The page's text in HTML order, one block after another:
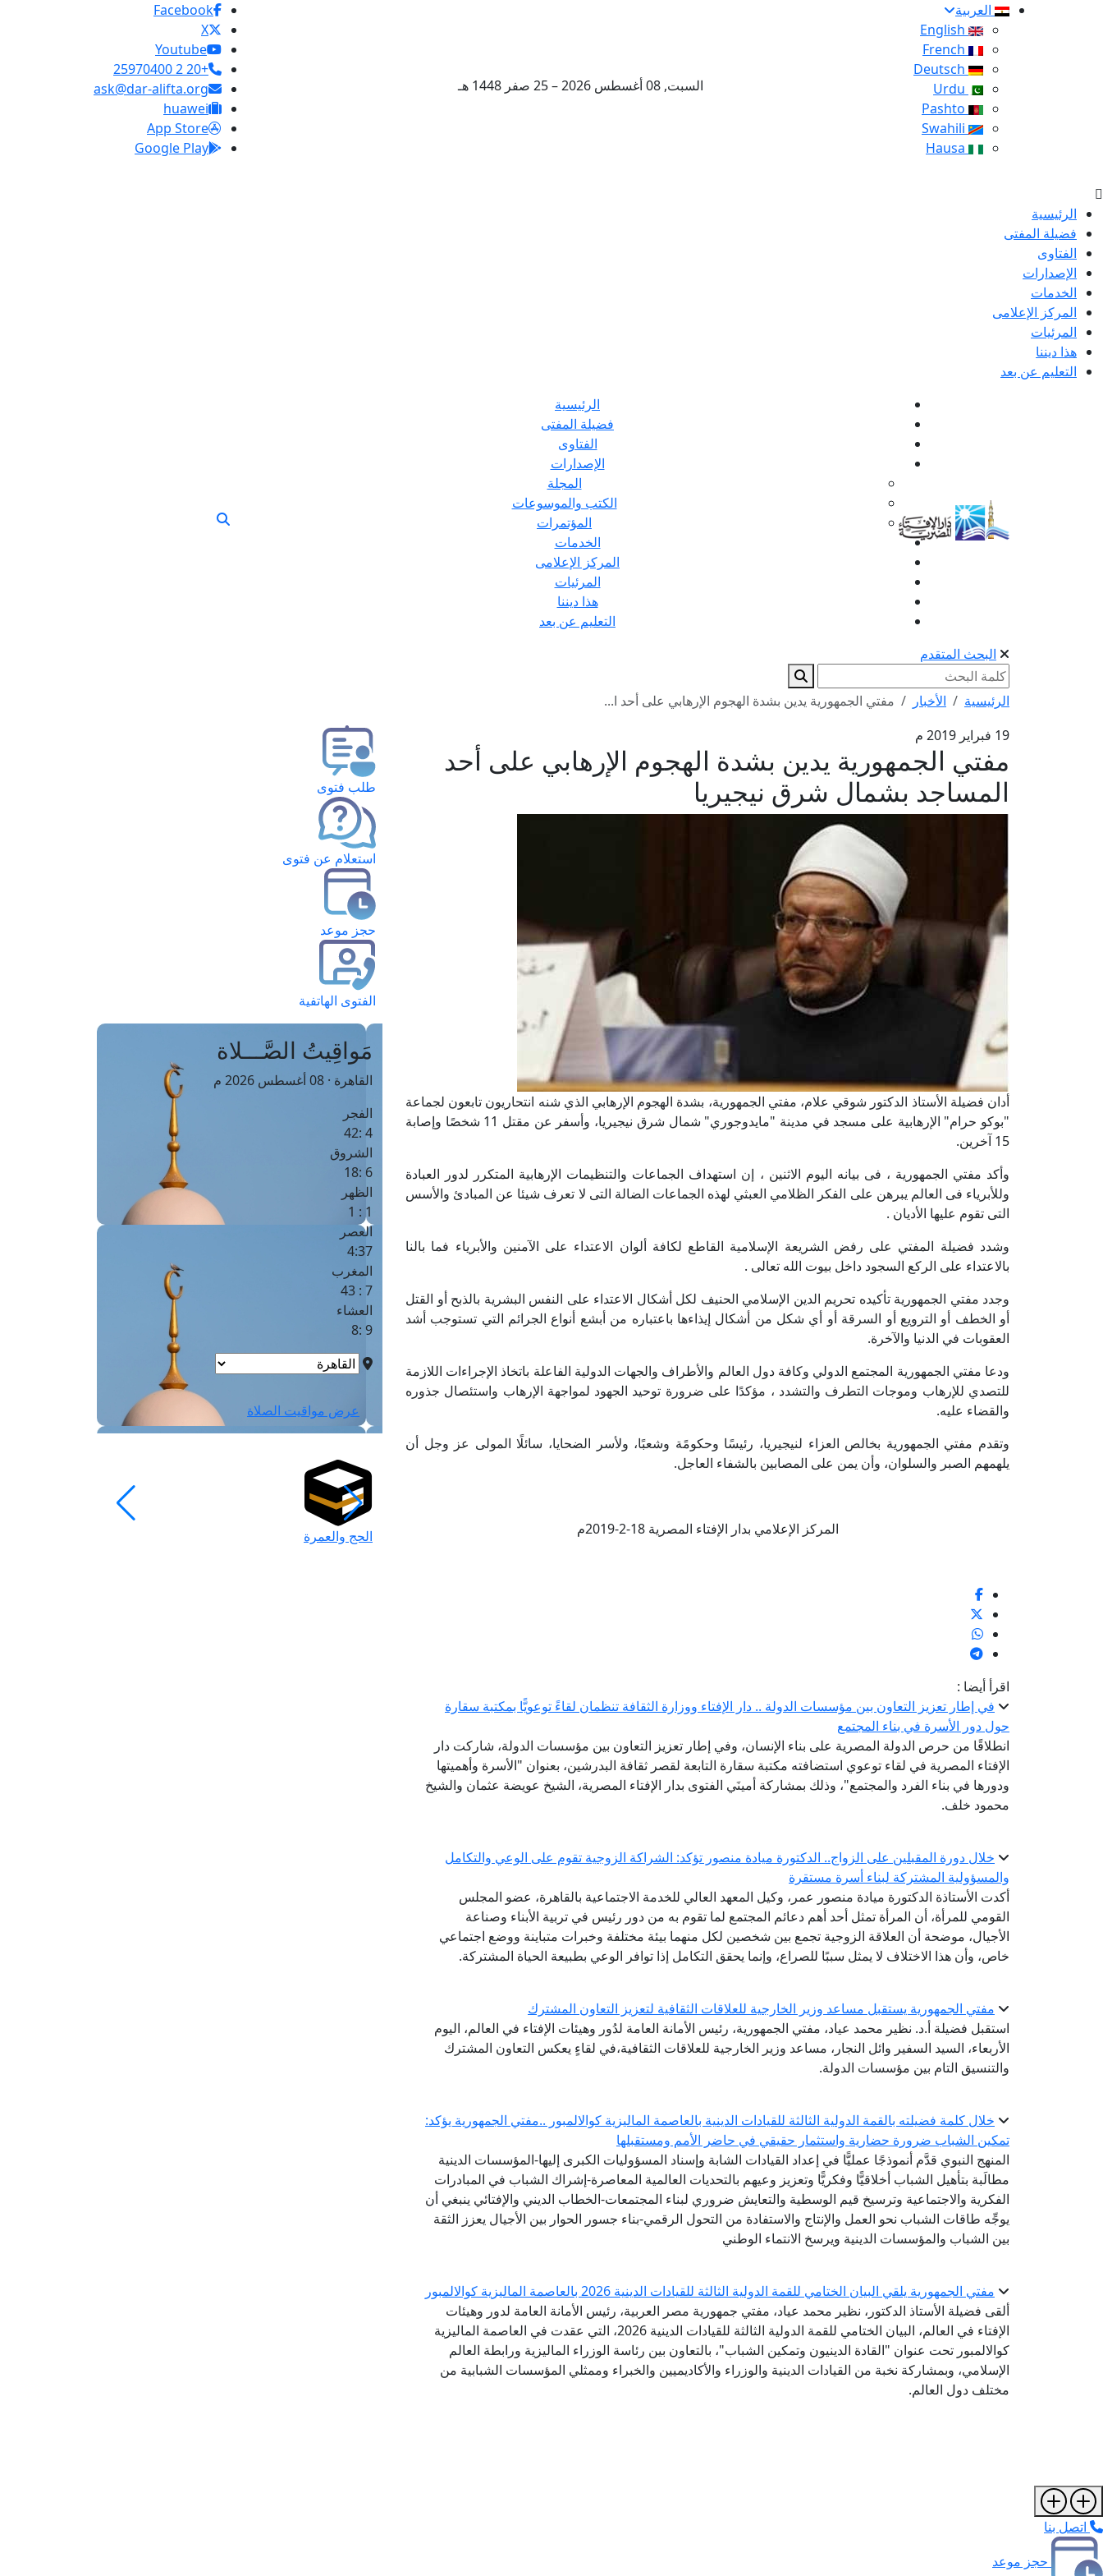
العربية
السبت, 08 أغسطس 2026 – 25 صفر 1448 هـ
Facebook
X
Youtube
+20 2 25970400
ask@dar-alifta.org
huawei
App Store
Google Play
الرئيسية
فضيلة المفتى
الفتاوى
الإصدارات
الخدمات
المركز الإعلامى
المرئيات
هذا ديننا
التعليم عن بعد
الرئيسية
فضيلة المفتى
الفتاوى
الإصدارات
المجلة
الكتب والموسوعات
المؤتمرات
الخدمات
المركز الإعلامى
المرئيات
هذا ديننا
التعليم عن بعد
البحث المتقدم
الرئيسية الأخبار
مفتي الجمهورية يدين بشدة الهجوم الإرهابي على أحد ا...
19 فبراير 2019 م
مفتي الجمهورية يدين بشدة الهجوم الإرهابي على أحد
المساجد بشمال شرق نيجيريا
أدان فضيلة الأستاذ الدكتور شوقي علام، مفتي الجمهورية، بشدة الهجوم الإرهابي الذي شنه انتحاريون تابعون لجماعة
"بوكو حرام" الإرهابية على مسجد في مدينة "مايدوجوري" شمال شرق نيجيريا، وأسفر عن مقتل 11 شخصًا وإصابة
15 آخرين.
وأكد مفتي الجمهورية ، فى بيانه اليوم الاثنين ، إن استهداف الجماعات والتنظيمات الإرهابية المتكرر لدور العبادة
وللأبرياء فى العالم يبرهن على الفكر الظلامي العبثي لهذه الجماعات الضالة التى لا تعرف شيئا عن المبادئ والأسس
التى تقوم عليها الأديان .
وشدد فضيلة المفتي على رفض الشريعة الإسلامية القاطع لكافة ألوان الاعتداء على الآمنين والأبرياء فما بالنا
بالاعتداء على الركع السجود داخل بيوت الله تعالى .
وجدد مفتي الجمهورية تأكيده تحريم الدين الإسلامي الحنيف لكل أشكال الاعتداء على النفس البشرية بالذبح أو القتل
أو الخطف أو الترويع أو السرقة أو أي شكل من أشكال إيذاءها باعتباره من أبشع أنواع الجرائم التي تستوجب أشد
العقوبات في الدنيا والآخرة.
ودعا مفتي الجمهورية المجتمع الدولي وكافة دول العالم والأطراف والجهات الدولية الفاعلة باتخاذ الإجراءات اللازمة
للتصدي للإرهاب وموجات التطرف والتشدد ، مؤكدًا على ضرورة توحيد الجهود لمواجهة الإرهاب واستئصال جذوره
والقضاء عليه.
وتقدم مفتي الجمهورية بخالص العزاء لنيجيريا، رئيسًا وحكومًة وشعبًا، ولأسر الضحايا، سائلًا المولى عز وجل أن
يلهمهم الصبر والسلوان، وأن يمن على المصابين بالشفاء العاجل.
المركز الإعلامي بدار الإفتاء المصرية 18-2-2019م
اقرأ أيضا :
في إطار تعزيز التعاون بين مؤسسات الدولة .. دار الإفتاء ووزارة الثقافة تنظمان لقاءً توعويًّا بمكتبة سقارة
حول دور الأسرة في بناء المجتمع
انطلاقًا من حرص الدولة المصرية على بناء الإنسان، وفي إطار تعزيز التعاون بين مؤسسات الدولة، شاركت دار
الإفتاء المصرية في لقاء توعوي استضافته مكتبة سقارة التابعة لقصر ثقافة البدرشين، بعنوان "الأسرة وأهميتها
ودورها في بناء الفرد والمجتمع"، وذلك بمشاركة أمينَي الفتوى بدار الإفتاء المصرية، الشيخ عويضة عثمان والشيخ
محمود خلف.
خلال دورة المقبلين على الزواج.. الدكتورة ميادة منصور تؤكد: الشراكة الزوجية تقوم على الوعي والتكامل
والمسؤولية المشتركة لبناء أسرة مستقرة
أكدت الأستاذة الدكتورة ميادة منصور عمر، وكيل المعهد العالي للخدمة الاجتماعية بالقاهرة، عضو المجلس
القومي للمرأة، أن المرأة تمثل أحد أهم دعائم المجتمع لما تقوم به من دور رئيس في تربية الأبناء وصناعة
الأجيال، موضحة أن العلاقة الزوجية تجمع بين شخصين لكل منهما بيئة مختلفة وخبرات متباينة ووضع اجتماعي
خاص، وأن هذا الاختلاف لا يمثل سببًا للصراع، وإنما يحقق التكامل إذا توافر الوعي بطبيعة الحياة المشتركة.
مفتي الجمهورية يستقبل مساعد وزير الخارجية للعلاقات الثقافية لتعزيز التعاون المشترك
استقبل فضيلة أ.د. نظير محمد عياد، مفتي الجمهورية، رئيس الأمانة العامة لدُور وهيئات الإفتاء في العالم، اليوم
الأربعاء، السيد السفير وائل النجار، مساعد وزير الخارجية للعلاقات الثقافية،في لقاءٍ يعكس التعاون المشترك
والتنسيق التام بين مؤسسات الدولة.
خلال كلمة فضيلته بالقمة الدولية الثالثة للقيادات الدينية بالعاصمة الماليزية كوالالمبور ..مفتي الجمهورية يؤكد:
تمكين الشباب ضرورة حضارية واستثمار حقيقي في حاضر الأمم ومستقبلها
المنهج النبوي قدَّم أنموذجًا عمليًّا في إعداد القيادات الشابة وإسناد المسؤوليات الكبرى إليها-المؤسسات الدينية
مطالَبة بتأهيل الشباب أخلاقيًّا وفكريًّا وتعزيز وعيهم بالتحديات العالمية المعاصرة-إشراك الشباب في المبادرات
الفكرية والاجتماعية وترسيخ قيم الوسطية والتعايش ضروري لبناء المجتمعات-الخطاب الديني والإفتائي ينبغي أن
يوجِّه طاقات الشباب نحو العمل والإنتاج والاستفادة من التحول الرقمي-بناء جسور الحوار بين الأجيال يعزز الثقة
بين الشباب والمؤسسات الدينية ويرسخ الانتماء الوطني
مفتي الجمهورية يلقي البيان الختامي للقمة الدولية الثالثة للقيادات الدينية 2026 بالعاصمة الماليزية كوالالمبور
ألقى فضيلة الأستاذ الدكتور، نظير محمد عياد، مفتي جمهورية مصر العربية، رئيس الأمانة العامة لدور وهيئات
الإفتاء في العالم، البيان الختامي للقمة الدولية الثالثة للقيادات الدينية 2026، التي عقدت في العاصمة الماليزية
كوالالمبور تحت عنوان "القادة الدينيون وتمكين الشباب"، بالتعاون بين رئاسة الوزراء الماليزية ورابطة العالم
الإسلامي، وبمشاركة نخبة من القيادات الدينية والوزراء والأكاديميين والخبراء وممثلي المؤسسات الشبابية من
مختلف دول العالم.
طلب فتوى
استعلام عن فتوى
حجز موعد
الفتوى الهاتفية
مَواقِيتُ الصَّـــلاة
القاهرة · 08 أغسطس 2026 م
الفجر
4 :42
الشروق
6 :18
الظهر
1 : 1
العصر
4:37
المغرب
7 : 43
العشاء
9 :8
عرض مواقيت الصلاة
الحج والعمرة
اتصل بنا
حجز موعد